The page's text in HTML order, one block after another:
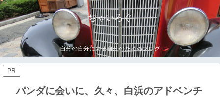
ぢゃいろぐ
自分の自分による自分のためのブログ
PR
パンダに会いに、久々、白浜のアドベンチ